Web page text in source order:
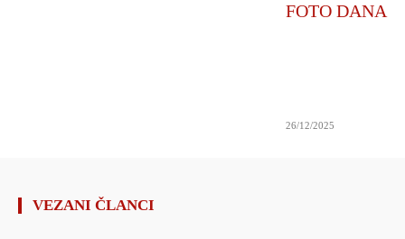
FOTO DANA
26/12/2025
VEZANI ČLANCI